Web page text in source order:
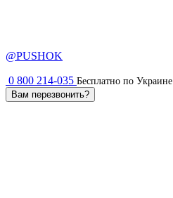
@PUSHOK
0 800 214-035 Бесплатно по Украине
Вам перезвонить?